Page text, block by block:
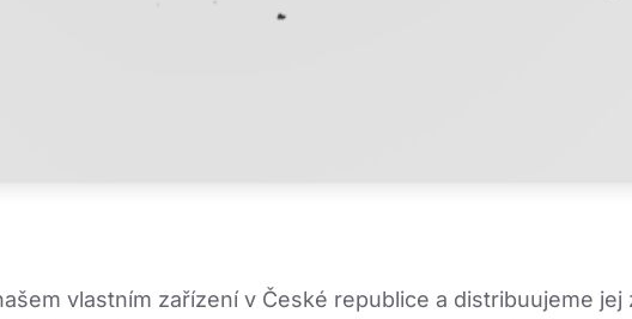
vlastním zařízení v České republice a distribuujeme jej